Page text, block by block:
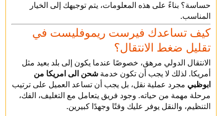
حساسة؟ بناءً على هذه المعلومات، يتم توجيهك إلى الخيار
المناسب.
كيف تساعدك فيرست ريموفليست في
تقليل ضغط الانتقال؟
الانتقال الدولي مرهق، خصوصًا عندما يكون إلى بلد بعيد مثل
أمريكا. لذلك لا يجب أن تكون خدمة شحن الى امريكا من
ابوظبي مجرد عملية نقل، بل يجب أن تساعد العميل على ترتيب
مرحلة مهمة من حياته. وجود فريق يتعامل مع التغليف، الفك،
التنظيم، والنقل يوفر عليك وقتًا وجهدًا كبيرين.